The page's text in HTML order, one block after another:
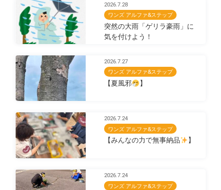
2026.7.28
ワンズ アルファ&ステップ
突然の大雨「ゲリラ豪雨」に
気を付けよう！
2026.7.27
ワンズ アルファ&ステップ
【夏風邪 】
2026.7.24
ワンズ アルファ&ステップ
【みんなの力で無事納品 】
2026.7.24
ワンズ アルファ&ステップ